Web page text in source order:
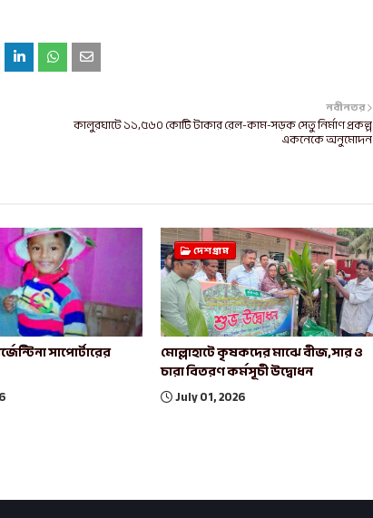
নবীনতর
কালুরঘাটে ১১,৫৬০ কোটি টাকার রেল-কাম-সড়ক সেতু নির্মাণ প্রকল্প
একনেকে অনুমোদন
সাপোর্টারের
দেশগ্রাম
মোল্লাহাটে কৃষকদের মাঝে বীজ,সার ও
চারা বিতরণ কর্মসূচী উদ্বোধন
July 01, 2026